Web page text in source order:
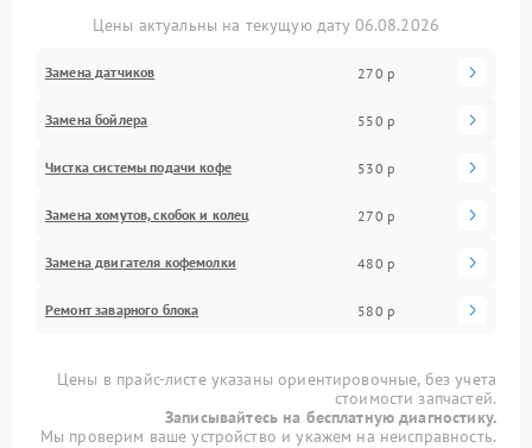
Цены актуальны на текущую дату 06.08.2026
Замена датчиков 270 р
Замена бойлера 550 р
Чистка системы подачи кофе 530 р
Замена хомутов, скобок и колец 270 р
Замена двигателя кофемолки 480 р
Ремонт заварного блока 580 р
Цены в прайс-листе указаны ориентировочные, без учета
стоимости запчастей.
Записывайтесь на бесплатную диагностику.
Мы проверим ваше устройство и укажем на неисправность.